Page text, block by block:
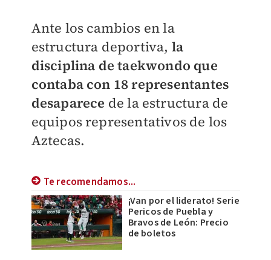
Ante los cambios en la
estructura deportiva, la
disciplina de taekwondo que
contaba con 18 representantes
desaparece de la estructura de
equipos representativos de los
Aztecas.
Te recomendamos...
¡Van por el liderato! Serie
Pericos de Puebla y
Bravos de León: Precio
de boletos